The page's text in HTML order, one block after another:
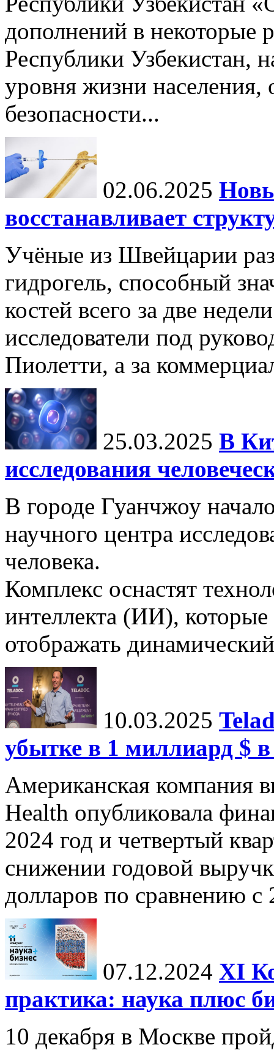
дополнений в некоторые
Республики Узбекистан,
уровня жизни населения,
безопасности...
02.06.2025
восстанавливает
Учёные из Швейцарии
гидрогель, способный
костей всего за две
исследователи под
Пиолетти, а за
25.03.2025 В
исследования
В городе Гуанчжоу
научного центра
человека.
Комплекс оснастят
интеллекта (ИИ),
отображать
10.03.2025
убытке в 1 миллиард $ в
Американская компания
Health опубликовала
2024 год и четвертый
снижении годовой
долларов по сравнению с
07.12.2024 ХI
практика: наука плюс
10 декабря в Москве